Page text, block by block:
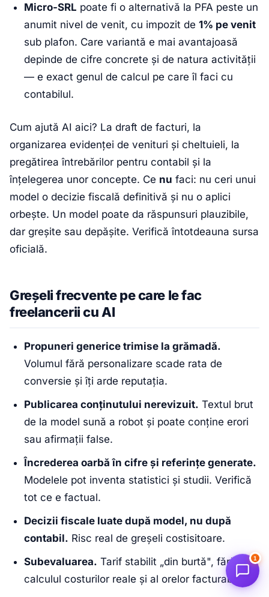
Micro-SRL poate fi o alternativă la PFA peste un
anumit nivel de venit, cu impozit de 1% pe venit
sub plafon. Care variantă e mai avantajoasă
depinde de cifre concrete și de natura activității
— e exact genul de calcul pe care îl faci cu
contabilul.
Cum ajută AI aici? La draft de facturi, la
organizarea evidenței de venituri și cheltuieli, la
pregătirea întrebărilor pentru contabil și la
înțelegerea unor concepte. Ce nu faci: nu ceri unui
model o decizie fiscală definitivă și nu o aplici
orbește. Un model poate da răspunsuri plauzibile,
dar greșite sau depășite. Verifică întotdeauna sursa
oficială.
Greșeli frecvente pe care le fac
freelancerii cu AI
Propuneri generice trimise la grămadă.
Volumul fără personalizare scade rata de
conversie și îți arde reputația.
Publicarea conținutului nerevizuit. Textul brut
de la model sună a robot și poate conține erori
sau afirmații false.
Încrederea oarbă în cifre și referințe generate.
Modelele pot inventa statistici și studii. Verifică
tot ce e factual.
Decizii fiscale luate după model, nu după
contabil. Risc real de greșeli costisitoare.
Subevaluarea. Tarif stabilit „din burtă", fără
calculul costurilor reale și al orelor facturabile.
1